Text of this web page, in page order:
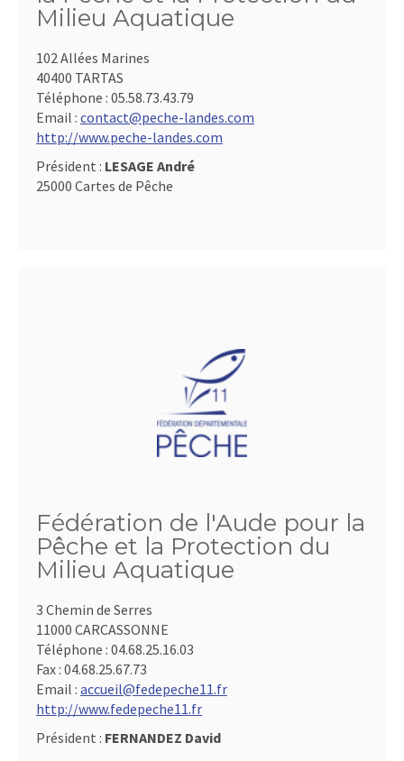
Milieu Aquatique
102 Allées Marines
40400 TARTAS
Téléphone : 05.58.73.43.79
Email : contact@peche-landes.com
http://www.peche-landes.com
Président : LESAGE André
25000 Cartes de Pêche
Fédération de l'Aude pour la
Pêche et la Protection du
Milieu Aquatique
3 Chemin de Serres
11000 CARCASSONNE
Téléphone : 04.68.25.16.03
Fax : 04.68.25.67.73
Email : accueil@fedepeche11.fr
http://www.fedepeche11.fr
Président : FERNANDEZ David